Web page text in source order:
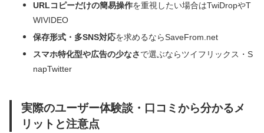
URLコピーだけの簡易操作を重視したい場合はTwiDropやT
WIVIDEO
保存形式・多SNS対応を求めるならSaveFrom.net
スマホ特化型や広告の少なさで選ぶならツイフリックス・S
napTwitter
実際のユーザー体験談・口コミから分かるメ
リットと注意点